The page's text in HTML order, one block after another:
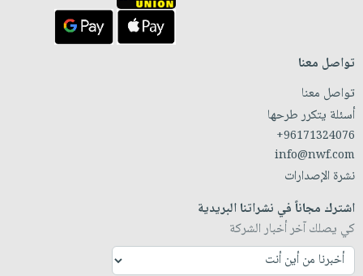
تواصل معنا
تواصل معنا
أسئلة يتكرر طرحها
+96171324076
info@nwf.com
نشرة الإصدارات
اشترك مجاناً في نشراتنا البريدية
كي يصلك آخر أخبار الشركة